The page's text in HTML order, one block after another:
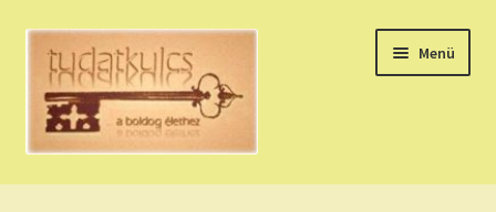
Ugrás
navigációhoz
Kilépés
tartalomba
Menü
HÚZZ EGY KÁRTYÁT!